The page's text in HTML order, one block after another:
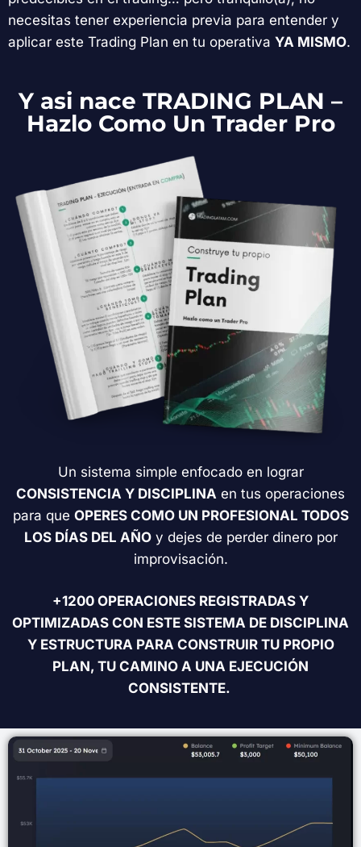
necesitas tener experiencia previa para entender y
aplicar este Trading Plan en tu operativa YA MISMO.
Y asi nace TRADING PLAN –
Hazlo Como Un Trader Pro
Un sistema simple enfocado en lograr
CONSISTENCIA Y DISCIPLINA en tus operaciones
para que OPERES COMO UN PROFESIONAL TODOS
LOS DÍAS DEL AÑOy dejes de perder dinero por
improvisación.
+1200 OPERACIONES REGISTRADAS Y
OPTIMIZADAS CON ESTE SISTEMA DE DISCIPLINA
Y ESTRUCTURA PARA CONSTRUIR TU PROPIO
PLAN, TU CAMINO A UNA EJECUCIÓN
CONSISTENTE.